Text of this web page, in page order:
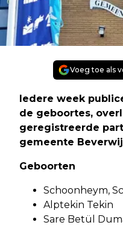
Voeg toe als
Iedere week
de geboortes,
geregistreerde
gemeente
Geboorten
Schoonheym,
Alptekin Tekin
Sare Betül